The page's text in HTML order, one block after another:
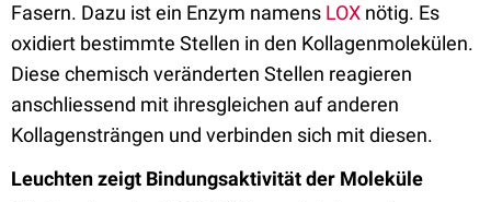
Fasern. Dazu ist ein Enzym namens LOX nötig. Es
oxidiert bestimmte Stellen in den Kollagenmolekülen.
Diese chemisch veränderten Stellen reagieren
anschliessend mit ihresgleichen auf anderen
Kollagensträngen und verbinden sich mit diesen.
Leuchten zeigt Bindungsaktivität der Moleküle